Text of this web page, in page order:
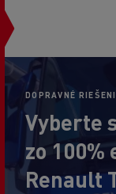
DOPRAVNÉ
Vyberte
zo
Renault